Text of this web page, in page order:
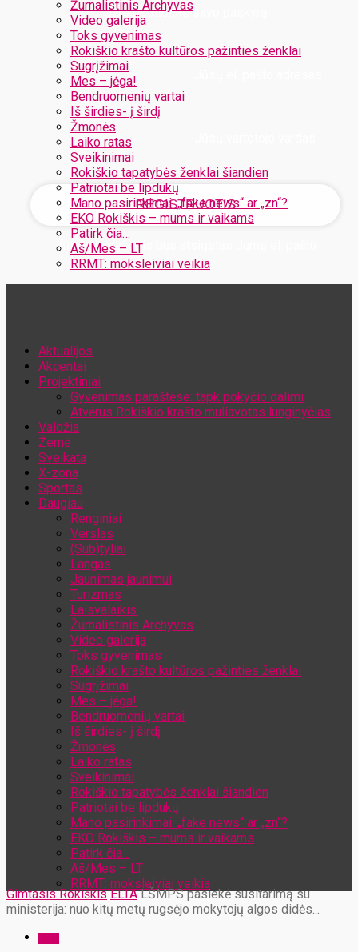
Žurnalistinis Archyvas
Video galerija
Toks gyvenimas
Rokiškio krašto kultūros pažinties ženklai
Sugrįžimai
Mes – jėga!
Bendruomenių vartai
Iš širdies- į širdį
Žmonės
Laiko ratas
Sveikinimai
Rokiškio tapatybės ženklai šiandien
Patriotai be lipdukų
Mano pasirinkimai: „fake news“ ar „zn“?
EKO Rokiškis – mums ir vaikams
Patirk čia…
Aš/Mes – LT
RRMT: moksleiviai veikia
Užregistruokite savo paskyrą
Jūsų slaptažodis bus atsiųstas Jums el. paštu
Aktualijos
Akcentai
Projektiniai
Gyvenimas paraštėse: tapk pokyčio dalimi
Atvėrus Rokiškio krašto muliavotas lunginyčias
Valdžia
Žemė
Sveikata
X-zona
Sportas
Daugiau
Renginiai
Verslas
(Sub)tyliai
Langas
Jaunimas jaunimui
Turizmas
Laisvalaikis
Žurnalistinis Archyvas
Video galerija
Toks gyvenimas
Rokiškio krašto kultūros pažinties ženklai
Sugrįžimai
Mes – jėga!
Bendruomenių vartai
Iš širdies- į širdį
Žmonės
Laiko ratas
Sveikinimai
Rokiškio tapatybės ženklai šiandien
Patriotai be lipdukų
Mano pasirinkimai: „fake news“ ar „zn“?
EKO Rokiškis – mums ir vaikams
Patirk čia…
Aš/Mes – LT
RRMT: moksleiviai veikia
Gimtasis Rokiškis ELTA LŠMPS pasiekė susitarimą su
ministerija: nuo kitų metų rugsėjo mokytojų algos didės...